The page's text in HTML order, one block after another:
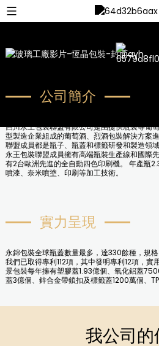
公司簡介
四川永王包裝聯盟有限公司是由提供瓶裝等葡
型製造企業組成的葡萄酒、烈酒包裝解決方案
聯盟成員都是瓶子、瓶蓋和標籤研發和製造領域
永王包裝聯盟成員擁有高端瓶裝生產線和國際
有2台歐洲先進的全自動四色印刷機。 年產瓶
噴漆、奈米噴塗、印刷等加工技術。
實力呈現
永錦包裝全球瓶蓋數量最多，達330餘種，規
我們已取得專利112項，其中發明專利12項，
景包裝每年擁有塑膠蓋1.93億個、氧化鋁蓋
蓋3億個、鋅合金帶鎖扣及標籤蓋1200萬個、
我公司的